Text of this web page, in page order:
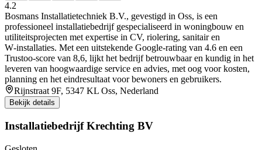
4.2
Bosmans Installatietechniek B.V., gevestigd in Oss, is een
professioneel installatiebedrijf gespecialiseerd in woningbouw en
utiliteitsprojecten met expertise in CV, riolering, sanitair en
W‑installaties. Met een uitstekende Google‑rating van 4.6 en een
Trustoo-score van 8,6, lijkt het bedrijf betrouwbaar en kundig in het
leveren van hoogwaardige service en advies, met oog voor kosten,
planning en het eindresultaat voor bewoners en gebruikers.
Rijnstraat 9F, 5347 KL Oss, Nederland
Bekijk details
Installatiebedrijf Krechting BV